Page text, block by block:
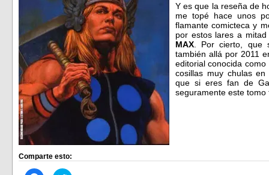
Y es que la reseña de
me topé hace unos
flamante comicteca y
por estos lares a
MAX . Por cierto, que
también allá por 2011
editorial conocida
cosillas muy chulas
que si eres fan de
seguramente este
Comparte esto: